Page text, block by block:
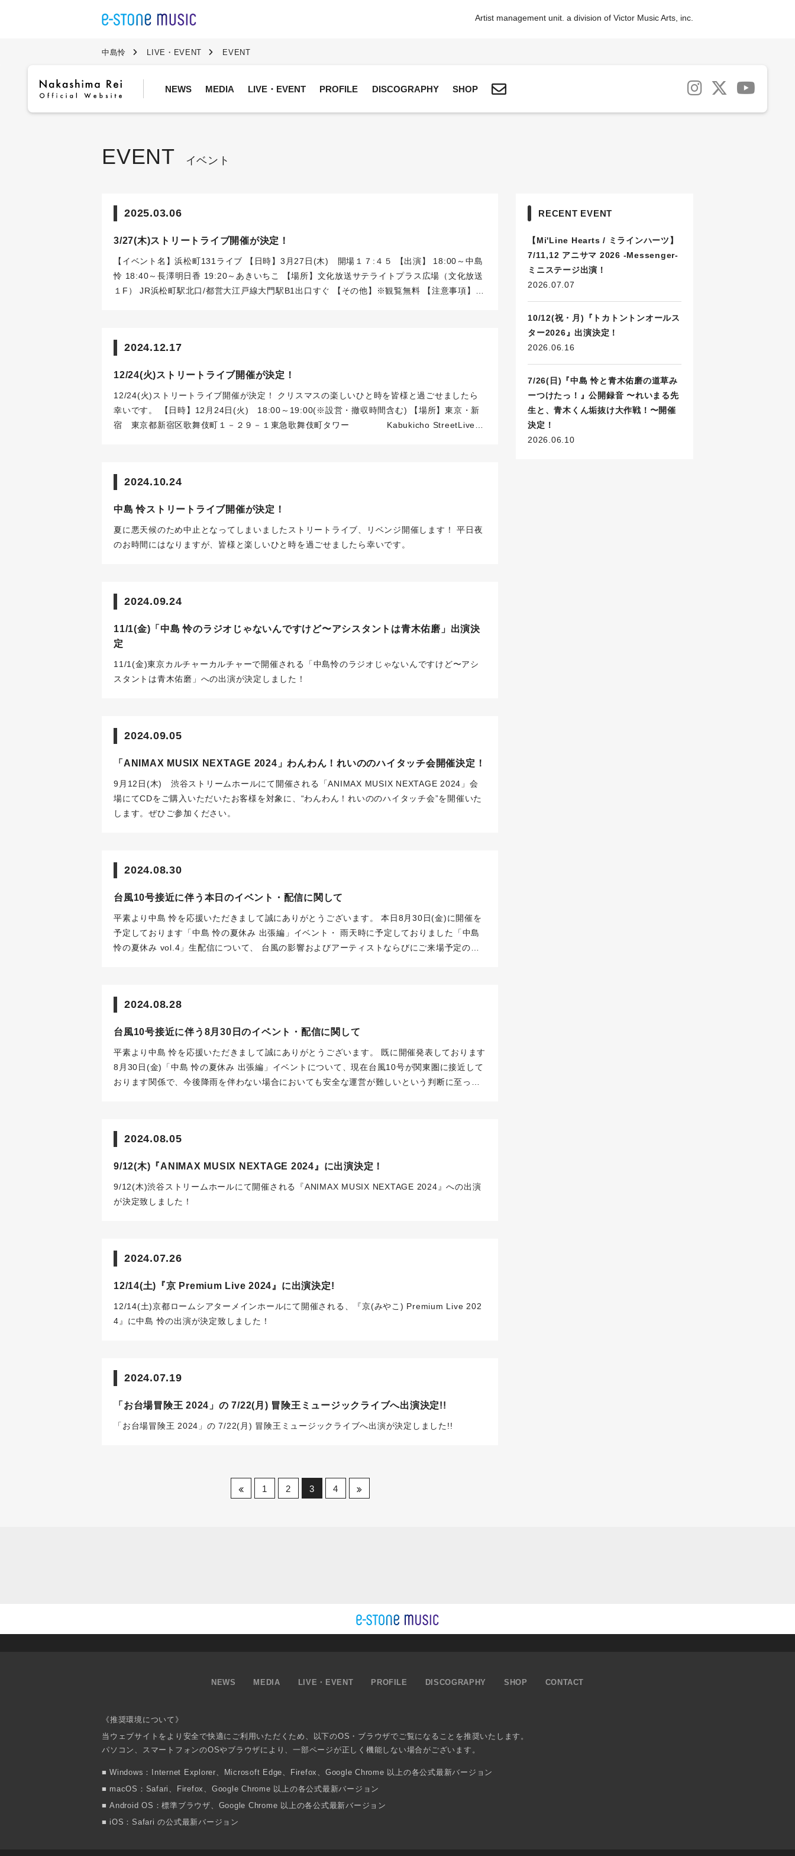
NEWS MEDIA LIVE・EVENT PROFILE DISCOGRAPHY SHOP
Artist management unit. a division of Victor Music Arts, inc.
中島怜 LIVE・EVENT EVENT
EVENT イベント
2025.03.06
3/27(木)ストリートライブ開催が決定！
【イベント名】浜松町131ライブ 【日時】3月27日(木) 開場１７:４５ 【出演】
18:00～中島
怜 18:40～長澤明日香 19:20～あきいちこ
【場所】文化放送サテライトプラス広場（文化放送
１F）
JR浜松町駅北口/都営大江戸線大門駅B1出口すぐ 【その他】※観覧無料 【注意事項】
せていただきます関係で、お客様が映り込む可能性がございます。予めご了承ください。
のご配慮をお願いいたします。 ※水分補給以外の飲食・喫煙／飲酒はご遠慮願います。
類については全てご自身でのお持ち帰りをお願いいたします。
2024.12.17
12/24(火)ストリートライブ開催が決定！
12/24(火)ストリートライブ開催が決定！
クリスマスの楽しいひと時を皆様と過ごせましたら
幸いです。
【日時】12月24日(火) 18:00～19:00(※設営・撤収時間含む)
【場所】東京・新
宿 東京都新宿区歌舞伎町１－２９－１東急歌舞伎町タワー Kabukicho StreetLive
いたします。※一般歩道付近の場所にて開催となります。ご通行される方へのご配慮をお願い
す。予めご了承ください。※撮影はスマートフォン・タブレット端末に限らせていただきま
す。 ※撮影される際は周囲の方へのご配慮をお願いいたします。 ※水分補給以外の飲食・喫煙
／飲酒はご遠慮願います。 ※ゴミ類については全てご自身でのお持ち帰りをお願いいたしま
2024.10.24
中島 怜ストリートライブ開催が決定！
夏に悪天候のため中止となってしまいましたストリートライブ、リベンジ開催します！
平日夜
のお時間にはなりますが、皆様と楽しいひと時を過ごせましたら幸いです。
2024.09.24
11/1(金)「中島 怜のラジオじゃないんですけど〜アシスタントは青木佑磨」出演決
定
11/1(金)東京カルチャーカルチャーで開催される「中島怜のラジオじゃないんですけど〜アシ
スタントは青木佑磨」への出演が決定しました！
2024.09.05
「ANIMAX MUSIX NEXTAGE 2024」わんわん！れいののハイタッチ会開催決定！
9月12日(木) 渋谷ストリームホールにて開催される「ANIMAX MUSIX NEXTAGE 2024」会
場にてCDをご購入いただいたお客様を対象に、“わんわん！れいののハイタッチ会”を開催いた
します。ぜひご参加ください。
2024.08.30
台風10号接近に伴う本日のイベント・配信に関して
平素より中島 怜を応援いただきまして誠にありがとうございます。
本日8月30日(金)に開催を
予定しております「中島 怜の夏休み 出張編」イベント・
雨天時に予定しておりました「中島
怜の夏休み vol.4」生配信について、
台風の影響およびアーティストならびにご来場予定の皆
す。ご来場をご予定いただいておりました皆様、配信視聴をご予定いただいておりました皆様
申し上げます。 なお、「#中島怜の夏休み」生配信については全4回の実施をお知らせしており
ましたが、本日の配信は来週木曜9月5日午後7時に振替とさせていただきます。是非ご視聴ご
予定いただけますと幸いです。 中島 怜スタッフ一同
2024.08.28
台風10号接近に伴う8月30日のイベント・配信に関して
平素より中島 怜を応援いただきまして誠にありがとうございます。
既に開催発表しております
8月30日(金)「中島 怜の夏休み 出張編」イベントについて、現在台風10号が関東圏に接近して
おります関係で、今後降雨を伴わない場合においても安全な運営が難しいという判断に至った
時に決定、改めてお知らせをいたします。
日のパフォーマンスについては会場状況および機材の都合上、ギター弾き語りではなく歌唱の
みにて行います、ご理解のほど何卒よろしくお願いいたします。
<対象イベント>【日時】8月
30日(金) 19:00～20:00(※設営・撤収時間含む)
2024.08.05
9/12(木)『ANIMAX MUSIX NEXTAGE 2024』に出演決定！
9/12(木)渋谷ストリームホールにて開催される『ANIMAX MUSIX NEXTAGE 2024』への出演
が決定致しました！
2024.07.26
12/14(土)『京 Premium Live 2024』に出演決定!
12/14(土)京都ロームシアターメインホールにて開催される、『京(みやこ) Premium Live 202
4』に中島 怜の出演が決定致しました！
2024.07.19
「お台場冒険王 2024」の 7/22(月) 冒険王ミュージックライブへ出演決定!!
「お台場冒険王 2024」の 7/22(月) 冒険王ミュージックライブへ出演が決定しました!!
1 2 3 4
RECENT EVENT
【Mi'Line Hearts / ミラインハーツ】
7/11,12 アニサマ 2026 -Messenger-
ミニステージ出演！
2026.07.07
10/12(祝・月)『トカトントンオールス
ター2026』出演決定！
2026.06.16
7/26(日)『中島 怜と青木佑磨の道草み
ーつけたっ！』公開録音 〜れいまる先
生と、青木くん垢抜け大作戦！〜開催
決定！
2026.06.10
NEWS MEDIA LIVE・EVENT PROFILE DISCOGRAPHY SHOP CONTACT
《推奨環境について》
当ウェブサイトをより安全で快適にご利用いただくため、以下のOS・ブラウザでご覧になることを推奨いたします。
パソコン、スマートフォンのOSやブラウザにより、一部ページが正しく機能しない場合がございます。
Windows：Internet Explorer、Microsoft Edge、Firefox、Google Chrome 以上の各公式最新バージョン
macOS：Safari、Firefox、Google Chrome 以上の各公式最新バージョン
Android OS：標準ブラウザ、Google Chrome 以上の各公式最新バージョン
iOS：Safari の公式最新バージョン